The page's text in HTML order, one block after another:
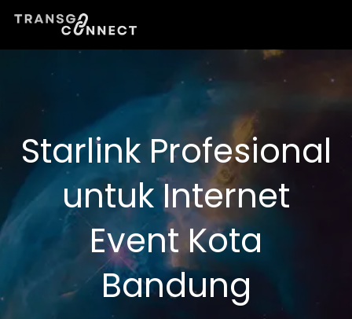
Lewati
Starlink Profesional
untuk Internet
Event Kota
Bandung